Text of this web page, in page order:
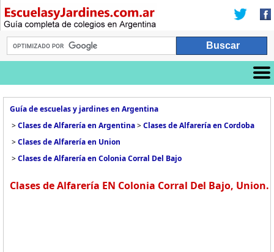
Guía de escuelas y jardines en Argentina
>Clases de Alfarería en Argentina>Clases de Alfarería en Cordoba
>Clases de Alfarería en Union
>Clases de Alfarería en Colonia Corral Del Bajo
Clases de Alfarería EN Colonia Corral Del Bajo, Union.